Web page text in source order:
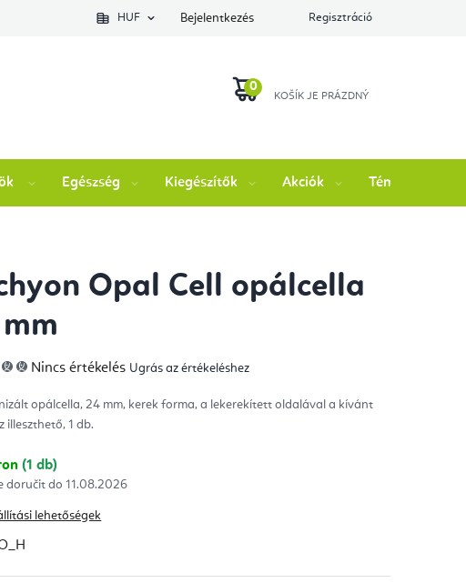
a rendelés állapotátHUF Bejelentkezés Regisztráció
Egészség Kiegészítők Akciók Témák
Opal Cell opálcella
A
termék
5-
ből
0,0
Nincs értékelés Ugrás az értékeléshez
opálcella, 24 mm, kerek forma, a lekerekített oldalával a kívánt
illeszthető, 1 db.
(1 db)
11.08.2026
lehetőségek